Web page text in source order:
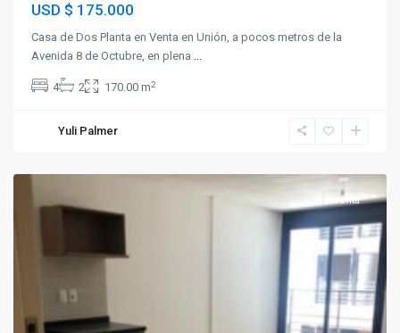
USD $ 175.000
Casa de Dos Planta en Venta en Unión, a pocos metros de la
Avenida 8 de Octubre, en plena ...
4 2 170.00 m2
Yuli Palmer
Venta